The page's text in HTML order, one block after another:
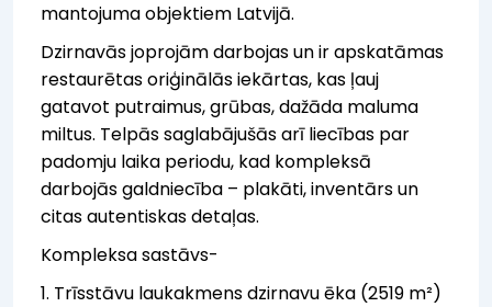
mantojuma objektiem Latvijā.
Dzirnavās joprojām darbojas un ir apskatāmas
restaurētas oriģinālās iekārtas, kas ļauj
gatavot putraimus, grūbas, dažāda maluma
miltus. Telpās saglabājušās arī liecības par
padomju laika periodu, kad kompleksā
darbojās galdniecība – plakāti, inventārs un
citas autentiskas detaļas.
Kompleksa sastāvs-
1. Trīsstāvu laukakmens dzirnavu ēka (2519 m²)